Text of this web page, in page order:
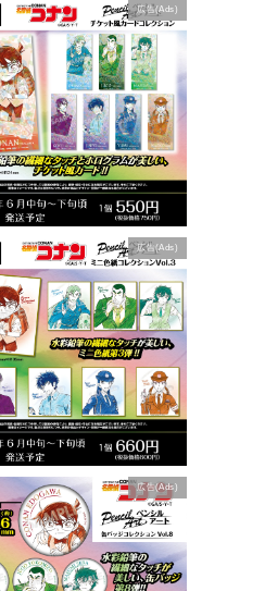
広告(Ads)
広告(Ads)
広告(Ads)